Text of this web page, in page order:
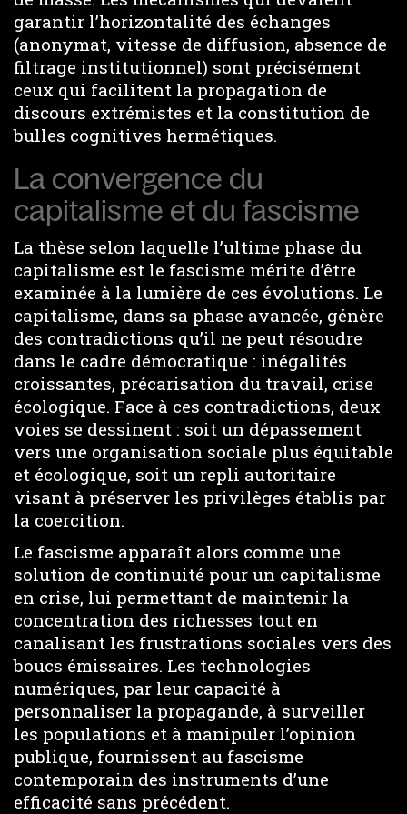
garantir l’horizontalité des échanges
(anonymat, vitesse de diffusion, absence de
filtrage institutionnel) sont précisément
ceux qui facilitent la propagation de
discours extrémistes et la constitution de
bulles cognitives hermétiques.
La convergence du
capitalisme et du fascisme
La thèse selon laquelle l’ultime phase du
capitalisme est le fascisme mérite d’être
examinée à la lumière de ces évolutions. Le
capitalisme, dans sa phase avancée, génère
des contradictions qu’il ne peut résoudre
dans le cadre démocratique : inégalités
croissantes, précarisation du travail, crise
écologique. Face à ces contradictions, deux
voies se dessinent : soit un dépassement
vers une organisation sociale plus équitable
et écologique, soit un repli autoritaire
visant à préserver les privilèges établis par
la coercition.
Le fascisme apparaît alors comme une
solution de continuité pour un capitalisme
en crise, lui permettant de maintenir la
concentration des richesses tout en
canalisant les frustrations sociales vers des
boucs émissaires. Les technologies
numériques, par leur capacité à
personnaliser la propagande, à surveiller
les populations et à manipuler l’opinion
publique, fournissent au fascisme
contemporain des instruments d’une
efficacité sans précédent.